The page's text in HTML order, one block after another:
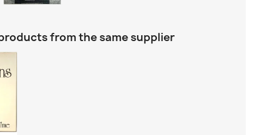
from the same supplier